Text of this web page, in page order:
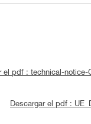
el pdf : technical-notice-
Descargar el pdf :